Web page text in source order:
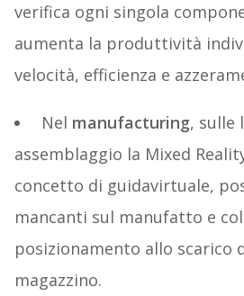
verifica ogni singola
aumenta la produttività
velocità, efficienza e
Nel manufacturing, sulle
assemblaggio la Mixed
concetto di guidavirtuale,
mancanti sul manufatto e
posizionamento allo scarico
magazzino.